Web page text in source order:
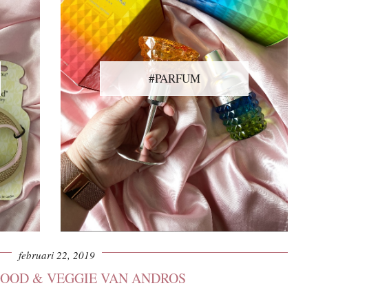
#PARFUM
februari 22, 2019
& VEGGIE VAN ANDROS